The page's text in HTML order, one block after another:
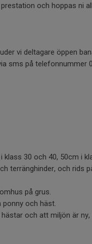
och hoppas ni
vi deltagare öppen
sms på telefonnummer
klass 30 och 40, 50cm i
terränghinder, och rids
på grus.
ponny och häst.
och att miljön är